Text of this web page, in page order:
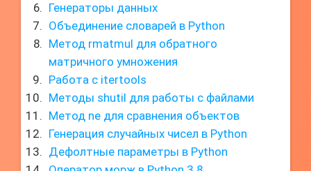
Генераторы данных
Объединение словарей в Python
Метод rmatmul для обратного
матричного умножения
Работа с itertools
Методы shutil для работы с файлами
Метод ne для сравнения объектов
Генерация случайных чисел в Python
Дефолтные параметры в Python